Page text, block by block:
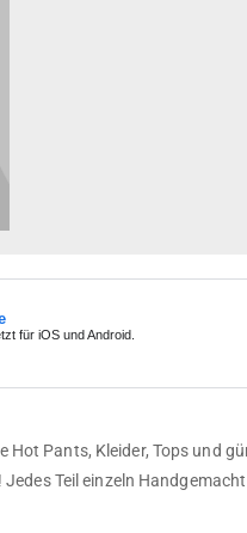
Hot Pants, Kleider, Tops und
Jedes Teil einzeln